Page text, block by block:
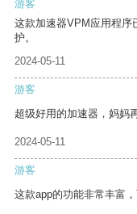
游客
这款加速器VPM应用程序
护。
2024-05-11
游客
超级好用的加速器，妈妈
2024-05-11
游客
这款app的功能非常丰富